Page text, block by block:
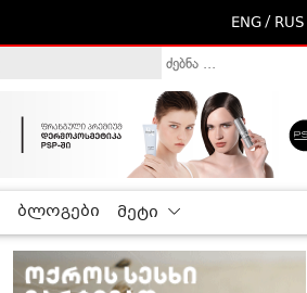
ENG / RUS
ბლოგები მეტი